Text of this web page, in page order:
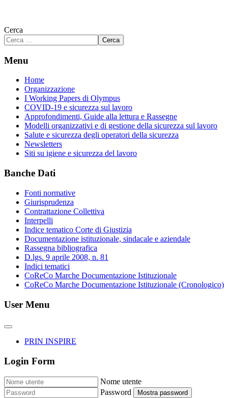
Cerca
Cerca
Menu
Home
Organizzazione
I Working Papers di Olympus
COVID-19 e sicurezza sul lavoro
Approfondimenti, Guide alla lettura e Rassegne
Modelli organizzativi e di gestione della sicurezza sul lavoro
Salute e sicurezza degli operatori della sicurezza
Newsletters
Siti su igiene e sicurezza del lavoro
Banche Dati
Fonti normative
Giurisprudenza
Contrattazione Collettiva
Interpelli
Indice tematico Corte di Giustizia
Documentazione istituzionale, sindacale e aziendale
Rassegna bibliografica
D.lgs. 9 aprile 2008, n. 81
Indici tematici
CoReCo Marche Documentazione Istituzionale
CoReCo Marche Documentazione Istituzionale (Cronologico)
User Menu
PRIN INSPIRE
Login Form
Nome utente
Password
Mostra password